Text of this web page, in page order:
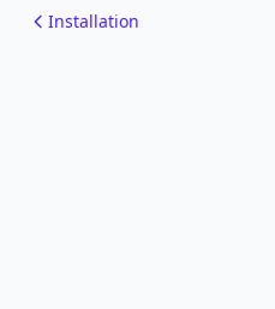
Installation